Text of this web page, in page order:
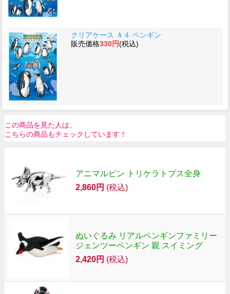
クリアケース Ａ４ ペンギン
販売価格330円(税込)
この商品を見た人は、
こちらの商品もチェックしています！
アニマルピン トリケラトプス全身
2,860円 (税込)
ぬいぐるみ リアルペンギンファミリー
ジェンツーペンギン 親 スイミング
2,420円 (税込)